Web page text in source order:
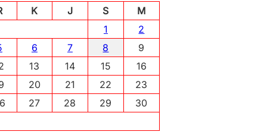
K J S
M
1
2
6 7 8
9
13 14 15
16
20 21 22
23
27 28 29
30